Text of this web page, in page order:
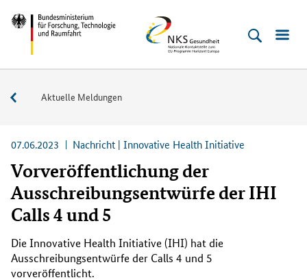
Direkt
zum
Inhalt
(Eingabetaste)
Direkt
zum
Hauptmenu
(Eingabetaste)
Direkt
zur
Suche
(Eingabetaste)
Direkt
zur
Fußleiste
(Enter)
Bundesministerium
und
NKS
Gesundheit
Service
Aktuelle Meldungen
07.06.2023 Nachricht | Innovative Health Initiative
Vorveröffentlichung der
Ausschreibungsentwürfe der IHI
Calls 4 und 5
DieInnovative Health Initiative (IHI) hat die
Ausschreibungsentwürfe der Calls 4 und 5
vorveröffentlicht.